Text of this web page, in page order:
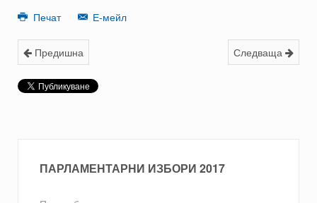
Печат Е-мейл
Предишна Следваща
ПАРЛАМЕНТАРНИ ИЗБОРИ 2017